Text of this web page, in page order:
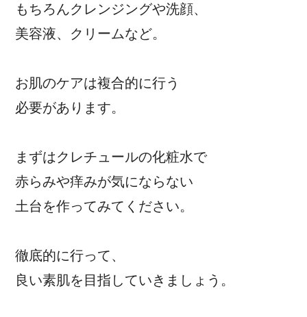
もちろんクレンジングや洗顔、
美容液、クリームなど。
お肌のケアは複合的に行う
必要があります。
まずはクレチュールの化粧水で
赤らみや痒みが気にならない
土台を作ってみてください。
徹底的に行って、
良い素肌を目指していきましょう。